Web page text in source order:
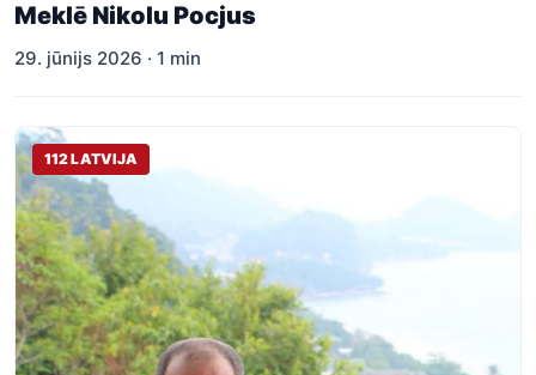
Meklē Nikolu Pocjus
29. jūnijs 2026 · 1 min
112 LATVIJA